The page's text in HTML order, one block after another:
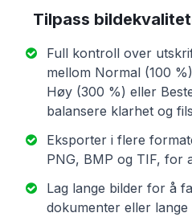
Tilpass
Full kontroll over
mellom Normal (100
Høy (300 %) eller
balansere klarhet og
Eksporter i flere
PNG, BMP og TIF, for
Lag lange bilder for å
dokumenter eller lange